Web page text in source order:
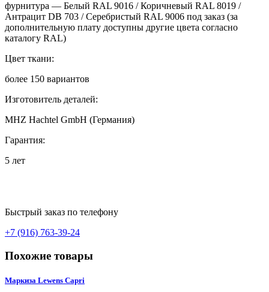
фурнитура — Белый RAL 9016 / Коричневый RAL 8019 /
Антрацит DB 703 / Серебристый RAL 9006 под заказ (за
дополнительную плату доступны другие цвета согласно
каталогу RAL)
Цвет ткани:
более 150 вариантов
Изготовитель деталей:
MHZ Hachtel GmbH (Германия)
Гарантия:
5 лет
Быстрый заказ по телефону
+7 (916) 763-39-24
Похожие товары
Маркиза Lewens Capri